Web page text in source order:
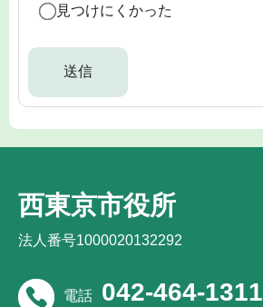
見つけにくかった
西東京市役所
法人番号1000020132292
電話 042-464-1311